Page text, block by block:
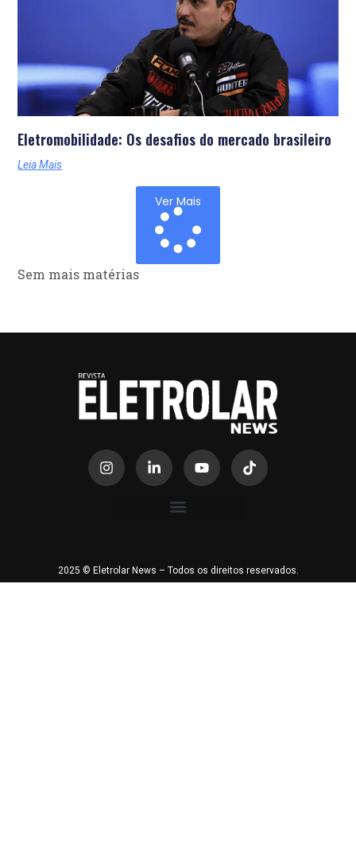
Eletromobilidade: Os desafios do mercado brasileiro
Leia Mais
Ver Mais
Sem mais matérias
2025 © Eletrolar News – Todos os direitos reservados.